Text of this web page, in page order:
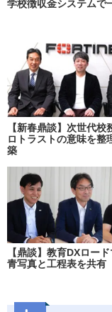
学校徴収金システムで
【新春鼎談】次世代校
ロトラストの意味を整
築
【鼎談】教育DXロー
青写真と工程表を共有